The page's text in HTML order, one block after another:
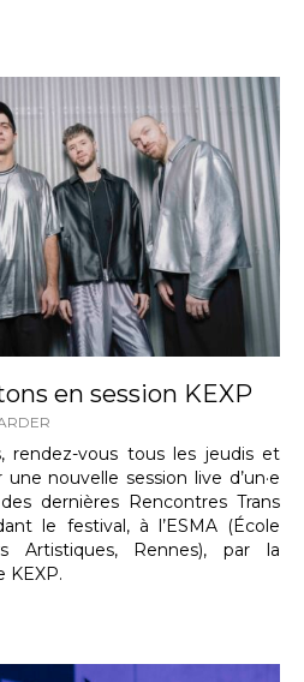
en session KEXP
rendez-vous tous les jeudis et
nouvelle session live d’un·e
dernières Rencontres Trans
le festival, à l’ESMA (École
Artistiques, Rennes), par la
KEXP.